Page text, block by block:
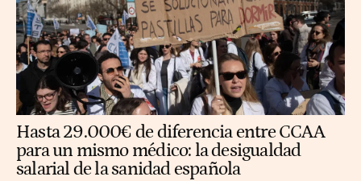
Hasta 29.000€ de diferencia entre CCAA
para un mismo médico: la desigualdad
salarial de la sanidad española